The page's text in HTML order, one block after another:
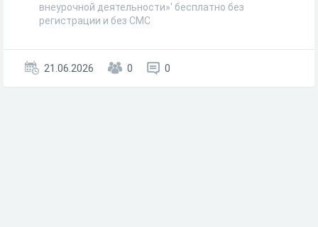
внеурочной деятельности»' бесплатно без
регистрации и без СМС
21.06.2026 0 0